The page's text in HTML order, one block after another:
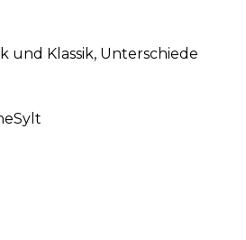
und Klassik, Unterschiede